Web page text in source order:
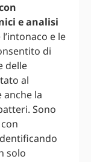
e analisi
e le
di
delle
al
anche la
Sono
solo